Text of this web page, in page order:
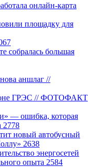
онлайн-карта
площадку для
собралась большая
аншлаг //
ГРЭС // ФОТОФАКТ
— ошибка, которая
2778
новый автобусный
2638
энергосетей
опыта 2584